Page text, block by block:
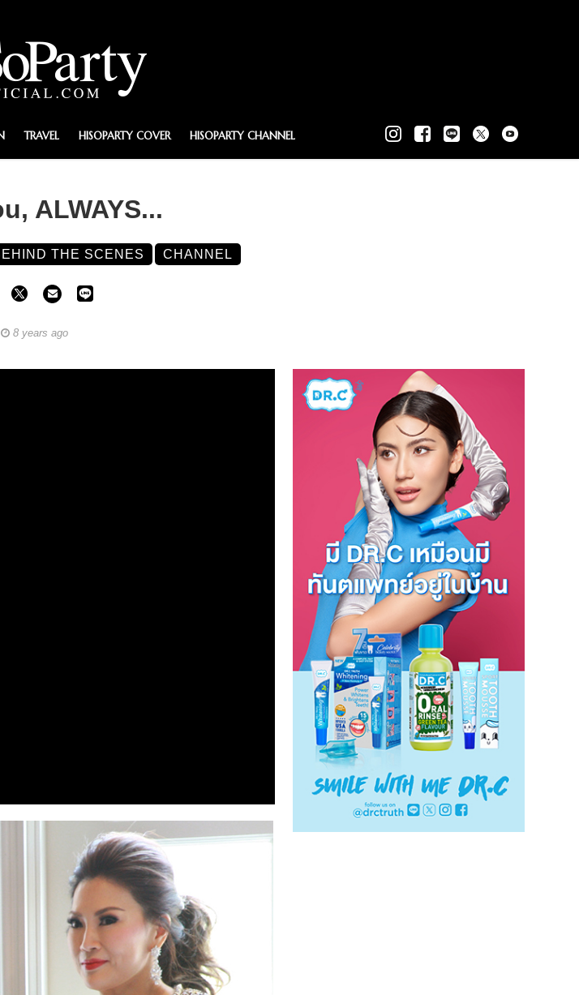
TRAVEL HISOPARTY COVER HISOPARTY CHANNEL
ALWAYS...
THE SCENES CHANNEL
8 years ago